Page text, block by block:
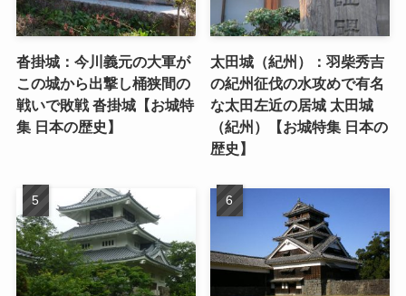
沓掛城：今川義元の大軍が
この城から出撃し桶狭間の
戦いで敗戦 沓掛城【お城特
集 日本の歴史】
太田城（紀州）：羽柴秀吉
の紀州征伐の水攻めで有名
な太田左近の居城 太田城
（紀州）【お城特集 日本の
歴史】